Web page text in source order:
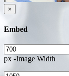
×
Embed
px -Image Width